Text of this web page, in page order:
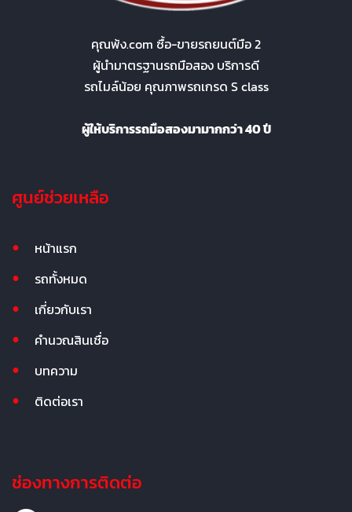
คุณพ้ง.com ซื้อ-ขายรถยนต์มือ 2
ผู้นำมาตรฐานรถมือสอง บริการดี
รถไมล์น้อย คุณภาพรถเกรด S class
ผู้ให้บริการรถมือสองมามากกว่า 40 ปี
ศูนย์ช่วยเหลือ
หน้าแรก
รถทั้งหมด
เกี่ยวกับเรา
คำนวณสินเชื่อ
บทความ
ติดต่อเรา
ช่องทางการติดต่อ